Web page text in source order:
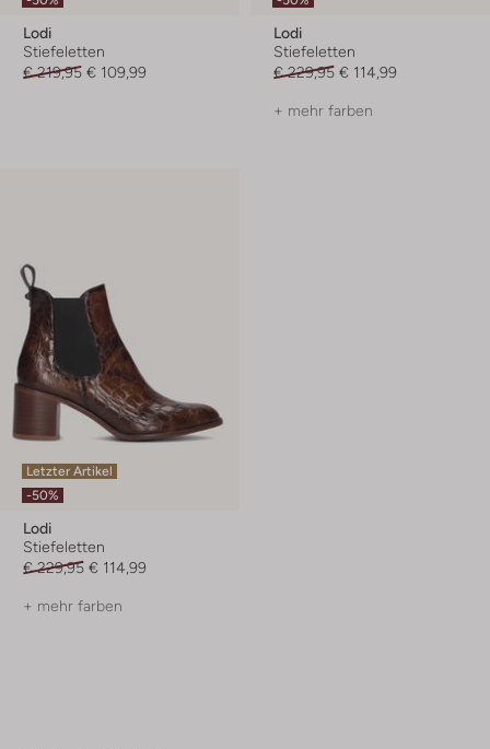
Lodi
Stiefeletten
€ 219,95 € 109,99
Lodi
Stiefeletten
€ 229,95 € 114,99
+ mehr farben
Letzter Artikel
-50%
Lodi
Stiefeletten
€ 229,95 € 114,99
+ mehr farben